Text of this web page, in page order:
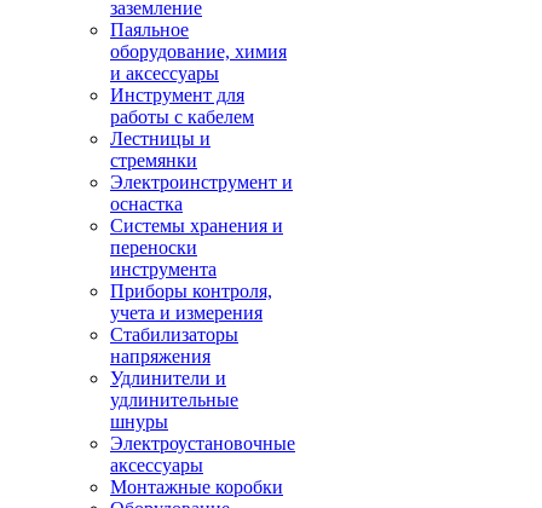
заземление
Паяльное
оборудование, химия
и аксессуары
Инструмент для
работы с кабелем
Лестницы и
стремянки
Электроинструмент и
оснастка
Системы хранения и
переноски
инструмента
Приборы контроля,
учета и измерения
Стабилизаторы
напряжения
Удлинители и
удлинительные
шнуры
Электроустановочные
аксессуары
Монтажные коробки